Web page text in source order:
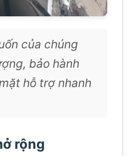
của chúng
bảo hành
hỗ trợ nhanh
rộng